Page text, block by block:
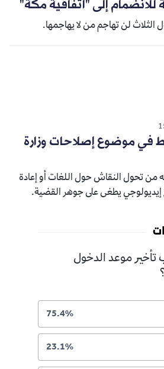
إلى "اتفاقية مكة"
الثلاث لن تهاجم من لا يهاجمها.
موضوع إصلاحات وزارة
من تحول النقاش حول اللغات أو إعادة
إيديولوجي يطغى على جوهر القضية.
موعد الدخول
75.4%
23.1%